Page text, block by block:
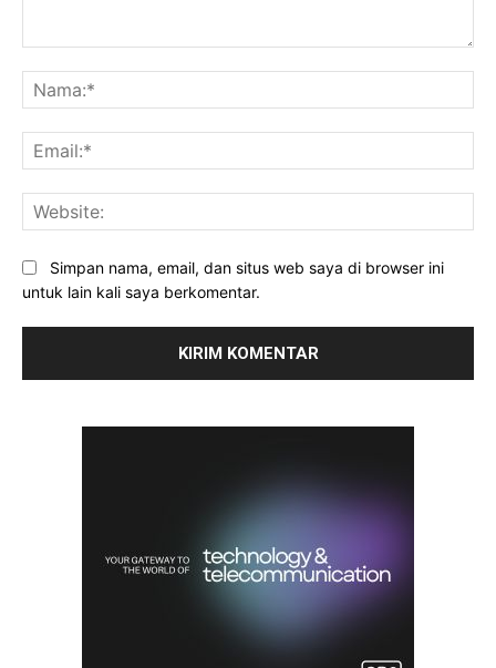
Simpan nama, email, dan situs web saya di browser ini
untuk lain kali saya berkomentar.